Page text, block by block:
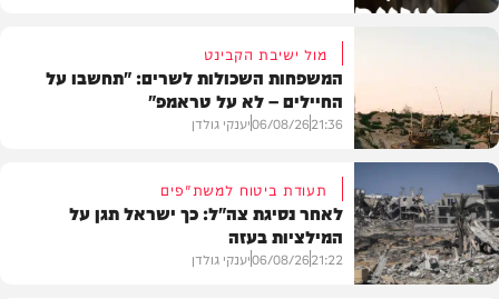
חדשות
צבא וביטחון
מול ישיבת הקבינט
המשפחות השכולות לשרים: "תחשבו על
החיילים – לא על טראמפ"
21:36
06/08/26יענקי גולדן
תעודת ביטוח למשת"פים
לאחר נסיגת צה"ל: כך ישראל תגן על
המילציות בעזה
21:22
06/08/26יענקי גולדן